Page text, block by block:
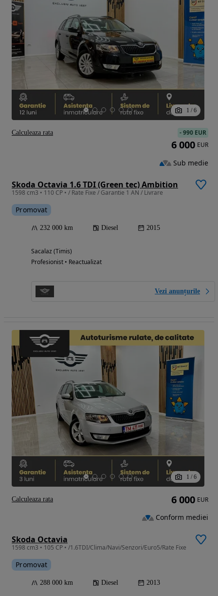
1 / 6
Skoda Octavia 1.6 TDI (Green tec) Ambition
1598 cm3 • 110 CP • / Rate Fixe / Garantie 1 AN / Livrare
Promovat
232 000 km Diesel 2015
Sacalaz (Timis)
Profesionist • Reactualizat
Vezi anunțurile
-990 EUR
6 000 EUR
Sub medie
Calculeaza rata
1 / 6
Skoda Octavia
1598 cm3 • 105 CP • /1.6TDI/Clima/Navi/Senzori/Euro5/Rate Fixe
Promovat
288 000 km Diesel 2013
6 000 EUR
Conform mediei
Calculeaza rata